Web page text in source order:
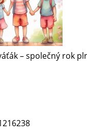
– společný rok